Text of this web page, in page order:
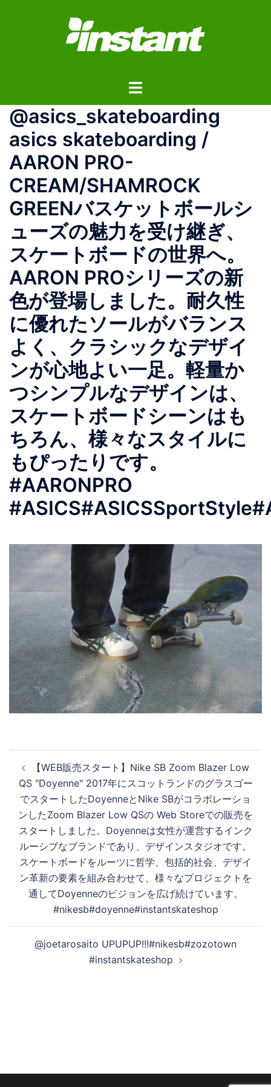
ス
ト
ル
ニ
ュ
ー
@asics_skateboarding
asics skateboarding /
AARON PRO-
CREAM/SHAMROCK
GREENバスケットボールシ
ューズの魅力を受け継ぎ、
スケートボードの世界へ。
AARON PROシリーズの新
色が登場しました。耐久性
に優れたソールがバランス
よく、クラシックなデザイ
ンが心地よい一足。軽量か
つシンプルなデザインは、
スケートボードシーンはも
ちろん、様々なスタイルに
もぴったりです。
#AARONPRO
稿
ナ
ビ
ゲ
ー
シ
ョ
【WEB販売スタート】Nike SB Zoom Blazer Low
QS "Doyenne" 2017年にスコットランドのグラスゴー
でスタートしたDoyenneとNike SBがコラボレーショ
ンしたZoom Blazer Low QSの Web Storeでの販売を
スタートしました。Doyenneは女性が運営するインク
ルーシブなブランドであり、デザインスタジオです。
スケートボードをルーツに哲学、包括的社会、デザイ
ン革新の要素を組み合わせて、様々なプロジェクトを
通してDoyenneのビジョンを広げ続けています。
#nikesb#doyenne#instantskateshop
@joetarosaito UPUPUP!!!#nikesb#zozotown
#instantskateshop